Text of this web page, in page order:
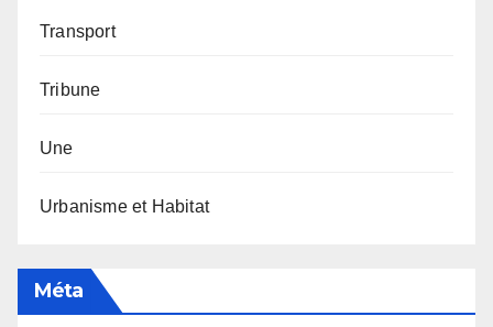
Transport
Tribune
Une
Urbanisme et Habitat
Méta